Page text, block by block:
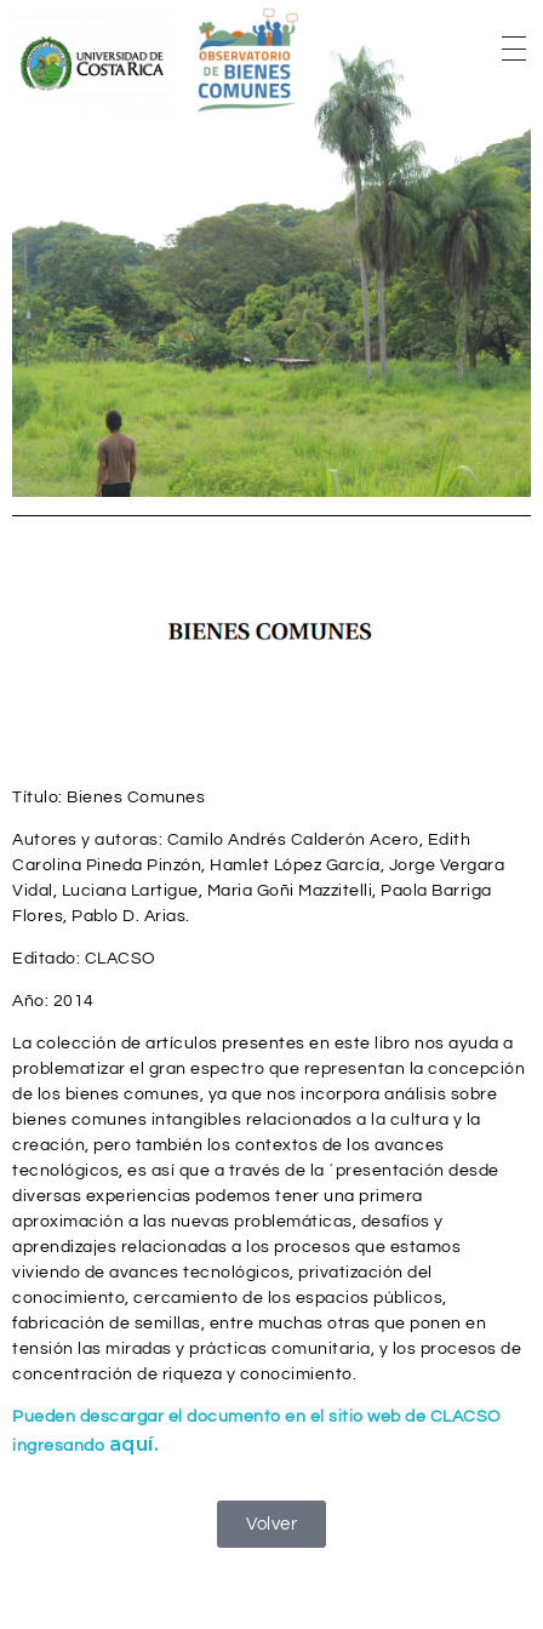
Título: Bienes Comunes
Autores y autoras: Camilo Andrés Calderón Acero, Edith
Carolina Pineda Pinzón, Hamlet López García, Jorge Vergara
Vidal, Luciana Lartigue, Maria Goñi Mazzitelli, Paola Barriga
Flores, Pablo D. Arias.
Editado: CLACSO
Año: 2014
La colección de artículos presentes en este libro nos ayuda a
problematizar el gran espectro que representan la concepción
de los bienes comunes, ya que nos incorpora análisis sobre
bienes comunes intangibles relacionados a la cultura y la
creación, pero también los contextos de los avances
tecnológicos, es así que a través de la ´presentación desde
diversas experiencias podemos tener una primera
aproximación a las nuevas problemáticas, desafíos y
aprendizajes relacionadas a los procesos que estamos
viviendo de avances tecnológicos, privatización del
conocimiento, cercamiento de los espacios públicos,
fabricación de semillas, entre muchas otras que ponen en
tensión las miradas y prácticas comunitaria, y los procesos de
concentración de riqueza y conocimiento.
Pueden descargar el documento en el sitio web de CLACSO
ingresando aquí.
Volver